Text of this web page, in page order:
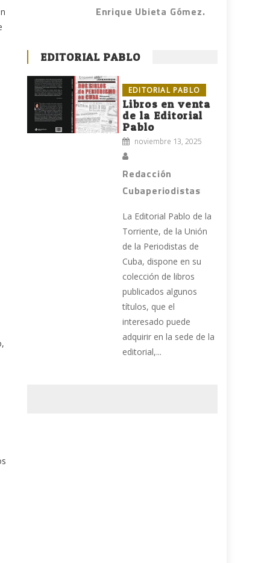
Enrique Ubieta Gómez.
EDITORIAL PABLO
EDITORIAL PABLO
Libros en venta
de la Editorial
Pablo
noviembre 13, 2025
Redacción
Cubaperiodistas
La Editorial Pablo de la
Torriente, de la Unión
de la Periodistas de
Cuba, dispone en su
colección de libros
publicados algunos
títulos, que el
interesado puede
adquirir en la sede de la
editorial,...